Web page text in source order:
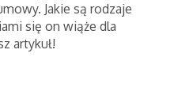
Jakie są rodzaje
się on wiąże dla
artykuł!